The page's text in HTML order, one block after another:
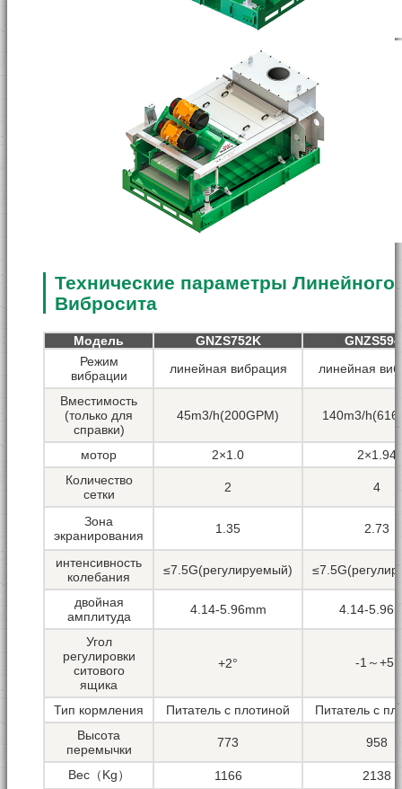
Технические параметры Линейного
Вибросита
Модель GNZS752K
Режим
вибрации
линейная вибрация линейная
Вместимость
(только для
справки)
45m3/h(200GPM) 140m3/
мотор 2×1.0
2×1.94
Количество
сетки
2 4
Зона
экранирования
1.35 2.73
интенсивность
колебания
≤7.5G(регулируемый)
двойная
амплитуда
4.14-5.96mm 4.14-
Угол
регулировки
ситового
ящика
+2° -1～+5°
Тип кормления Питатель с плотиной
Питатель с
Высота
перемычки
773 958
Вес（Kg） 1166
2138